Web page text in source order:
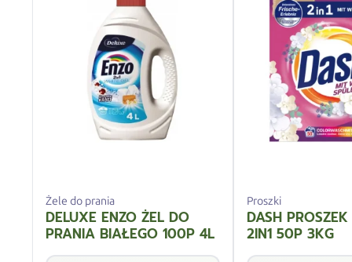
Żele do prania
DELUXE ENZO ŻEL DO
PRANIA BIAŁEGO 100P 4L
Proszki
DASH
2IN1 50P 3KG